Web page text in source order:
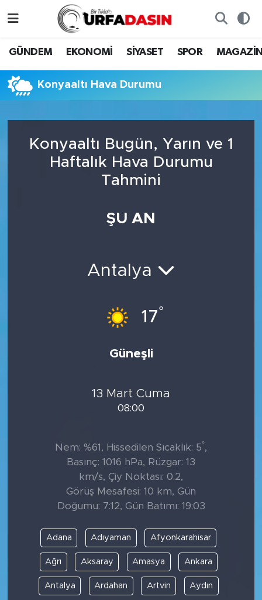
GÜNDEM EKONOMİ SİYASET SPOR
Konyaaltı Hava Durumu
Konyaaltı Bugün, Yarın ve 1
Haftalık Hava Durumu
Tahmini
ŞU AN
Antalya
17°
Güneşli
13 Mart Cuma
08:00
Nem: %61, Hissedilen Sıcaklık: 5°,
Basınç: 1016 hPa, Rüzgar: 13
km/s, Çiy Noktası: 0.2,
Görüş Mesafesi: 10 km, Gün
Doğumu: 7:12, Gün Batımı: 19:03
Adana Adıyaman Afyonkarahisar
Ağrı Aksaray Amasya Ankara
Antalya Ardahan Artvin Aydın
MAGAZİN
Nöbetçi Eczaneler
Süper Lig Puan Durumu ve Fikstür
Son Dakika Haberleri